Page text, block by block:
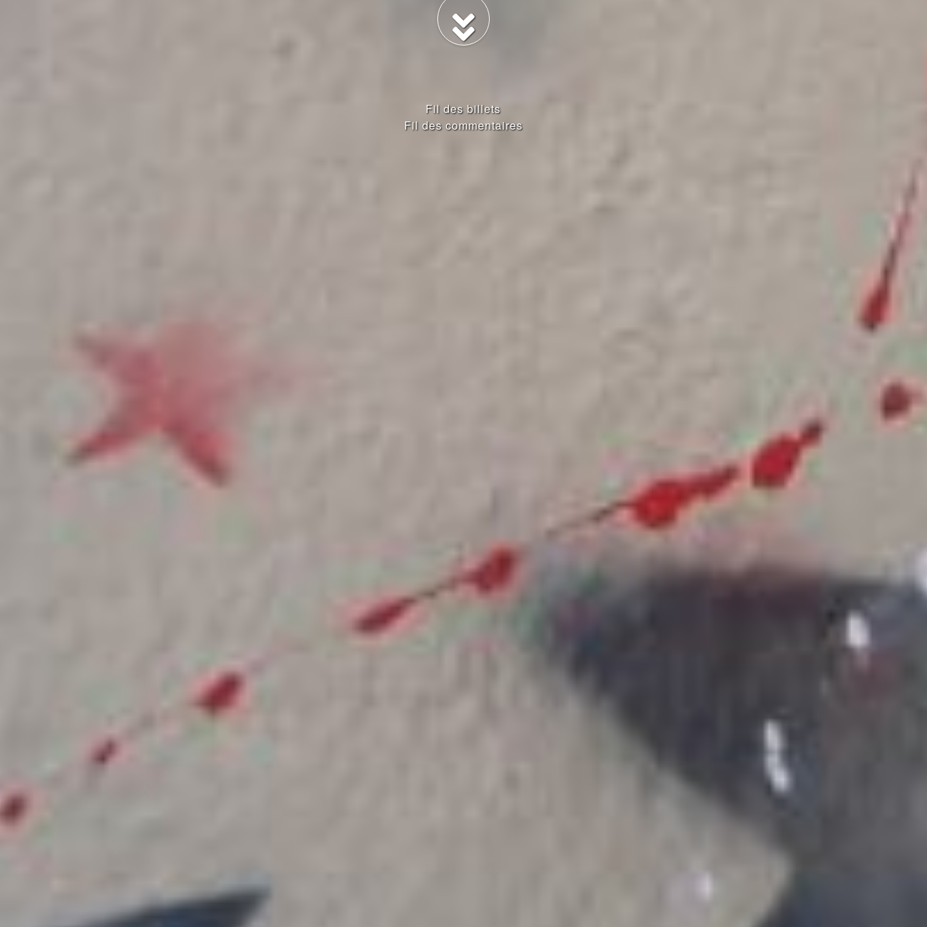
Fil des billets
Fil des commentaires